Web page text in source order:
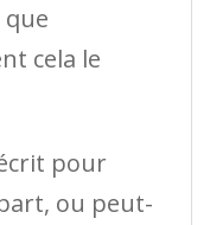
cela le
pour
ou peut-